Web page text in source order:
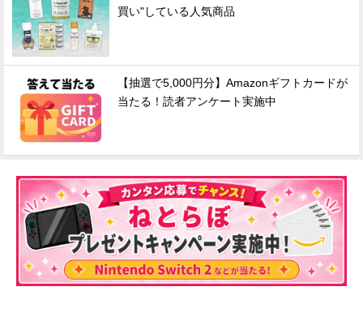
買い"している人気商品
【抽選で5,000円分】Amazonギフトカードが
当たる！読者アンケート実施中